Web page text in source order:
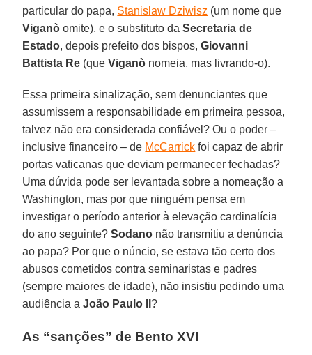
particular do papa, Stanislaw Dziwisz (um nome que
Viganò omite), e o substituto daSecretaria de
Estado, depois prefeito dos bispos,Giovanni
Battista Re (queViganò nomeia, mas livrando-o).
Essa primeira sinalização, sem denunciantes que
assumissem a responsabilidade em primeira pessoa,
talvez não era considerada confiável? Ou o poder –
inclusive financeiro – de McCarrick foi capaz de abrir
portas vaticanas que deviam permanecer fechadas?
Uma dúvida pode ser levantada sobre a nomeação a
Washington, mas por que ninguém pensa em
investigar o período anterior à elevação cardinalícia
do ano seguinte?Sodano não transmitiu a denúncia
ao papa? Por que o núncio, se estava tão certo dos
abusos cometidos contra seminaristas e padres
(sempre maiores de idade), não insistiu pedindo uma
audiência aJoão Paulo II?
As “sanções” de Bento XVI